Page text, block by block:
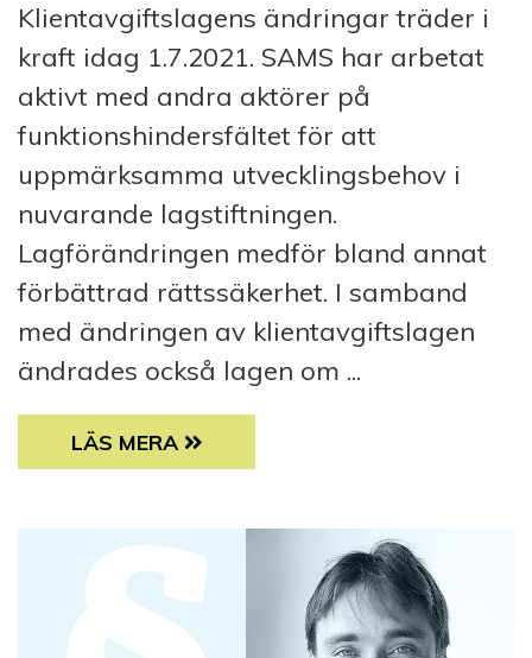
Klientavgiftslagens ändringar träder i
kraft idag 1.7.2021. SAMS har arbetat
aktivt med andra aktörer på
funktionshindersfältet för att
uppmärksamma utvecklingsbehov i
nuvarande lagstiftningen.
Lagförändringen medför bland annat
förbättrad rättssäkerhet. I samband
med ändringen av klientavgiftslagen
ändrades också lagen om ...
KLIENTAVGIFTSLAGEN FÖR
LÄS MERA